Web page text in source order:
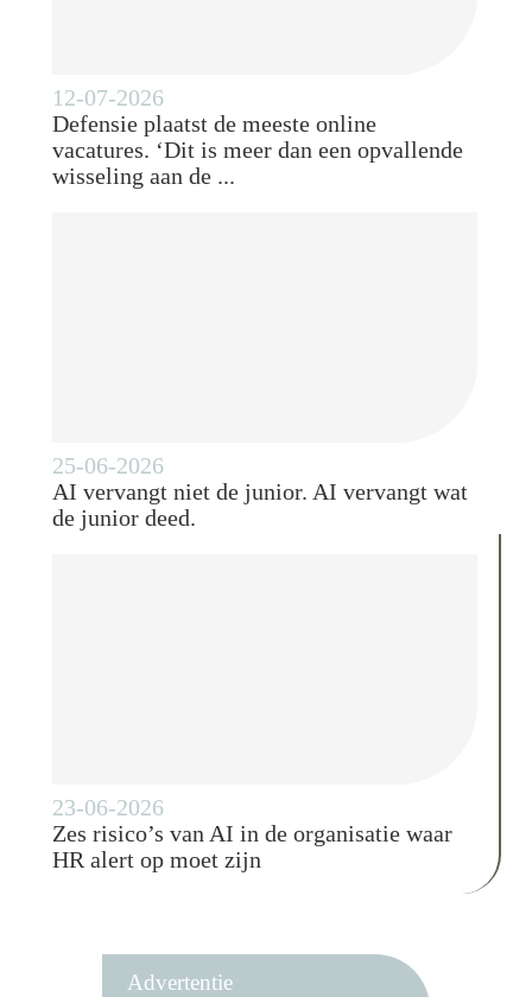
12-07-2026
Defensie plaatst de meeste online
vacatures. ‘Dit is meer dan een opvallende
wisseling aan de ...
25-06-2026
AI vervangt niet de junior. AI vervangt wat
de junior deed.
23-06-2026
Zes risico’s van AI in de organisatie waar
HR alert op moet zijn
Advertentie